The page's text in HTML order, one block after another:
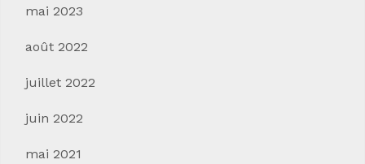
mai 2023
août 2022
juillet 2022
juin 2022
mai 2021